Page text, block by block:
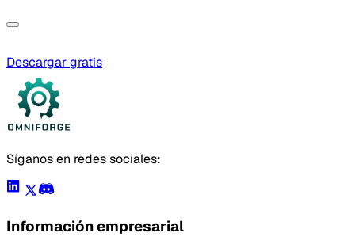
Descargar gratis
Síganos en redes sociales:
Información empresarial